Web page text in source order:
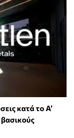
κατά το Α’